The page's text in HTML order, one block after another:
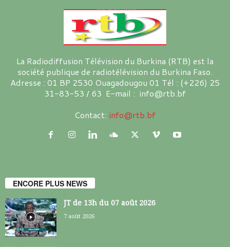
La Radiodiffusion Télévision du Burkina (RTB) est la
société publique de radiotélévision du Burkina Faso.
Adresse : 01 BP 2530 Ouagadougou 01 Tél : (+226) 25
31-83-53 / 63 E-mail : info@rtb.bf
Contact: info@rtb.bf
ENCORE PLUS NEWS
JT de 13h du 07 août 2026
7 août 2026